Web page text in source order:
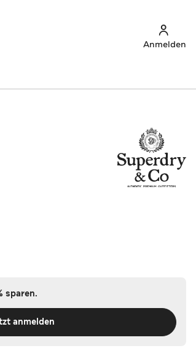
Anmelden
sparen.
anmelden